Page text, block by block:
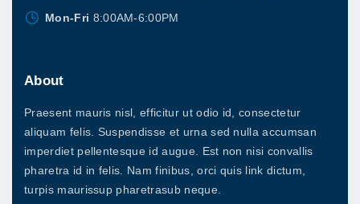
Mon-Fri 8:00AM-6:00PM
About
Praesent mauris nisl, efficitur ut odio id, consectetur
aliquam felis. Suspendisse et urna sed nulla accumsan
imperdiet pellentesque id augue. Est non nisi convallis
pharetra id in felis. Nam finibus, orci quis link dictum,
turpis maurissup pharetrasub neque.